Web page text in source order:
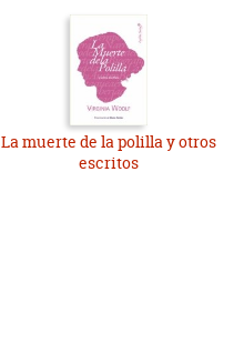
La muerte de la polilla y otros
escritos